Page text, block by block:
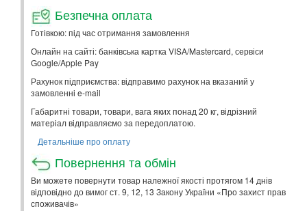
Безпечна оплата
Готівкою: під час отримання замовлення
Онлайн на сайті: банківська картка VISA/Mastercard, сервіси
Google/Apple Pay
Рахунок підприємства: відправимо рахунок на вказаний у
замовленні e-mail
Габаритні товари, товари, вага яких понад 20 кг, відрізний
матеріал відправляємо за передоплатою.
Детальніше про оплату
Повернення та обмін
Ви можете повернути товар належної якості протягом 14 днів
відповідно до вимог ст. 9, 12, 13 Закону України «Про захист прав
споживачів»